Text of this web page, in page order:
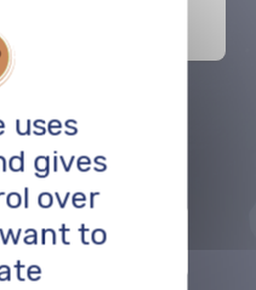
Suivant
uses
gives
over
to